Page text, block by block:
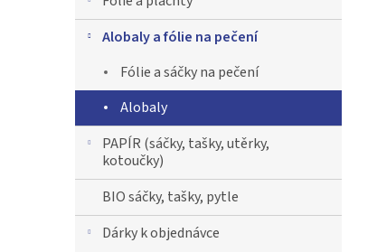
Alobaly a fólie na pečení
Fólie a sáčky na pečení
Alobaly
PAPÍR (sáčky, tašky, utěrky,
kotoučky)
BIO sáčky, tašky, pytle
Dárky k objednávce